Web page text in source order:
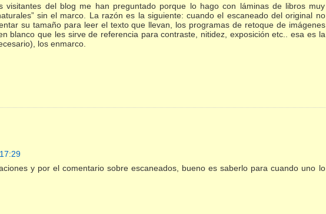
visitantes del blog me han preguntado porque lo hago con láminas de libros muy
sin el marco. La razón es la siguiente: cuando el escaneado del original no
su tamaño para leer el texto que llevan, los programas de retoque de imágenes
blanco que les sirve de referencia para contraste, nitidez, exposición etc.. esa es la
los enmarco.
y por el comentario sobre escaneados, bueno es saberlo para cuando uno lo